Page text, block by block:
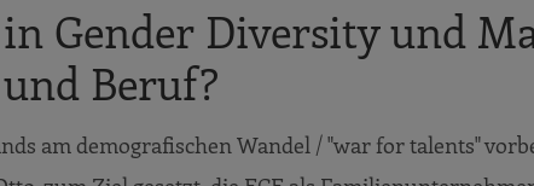
Gender Diversity und
Beruf?
am demografischen Wandel / "war for talents"